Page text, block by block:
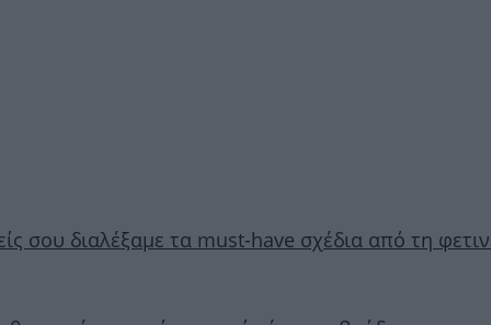
σου διαλέξαμε τα must-have σχέδια από τη